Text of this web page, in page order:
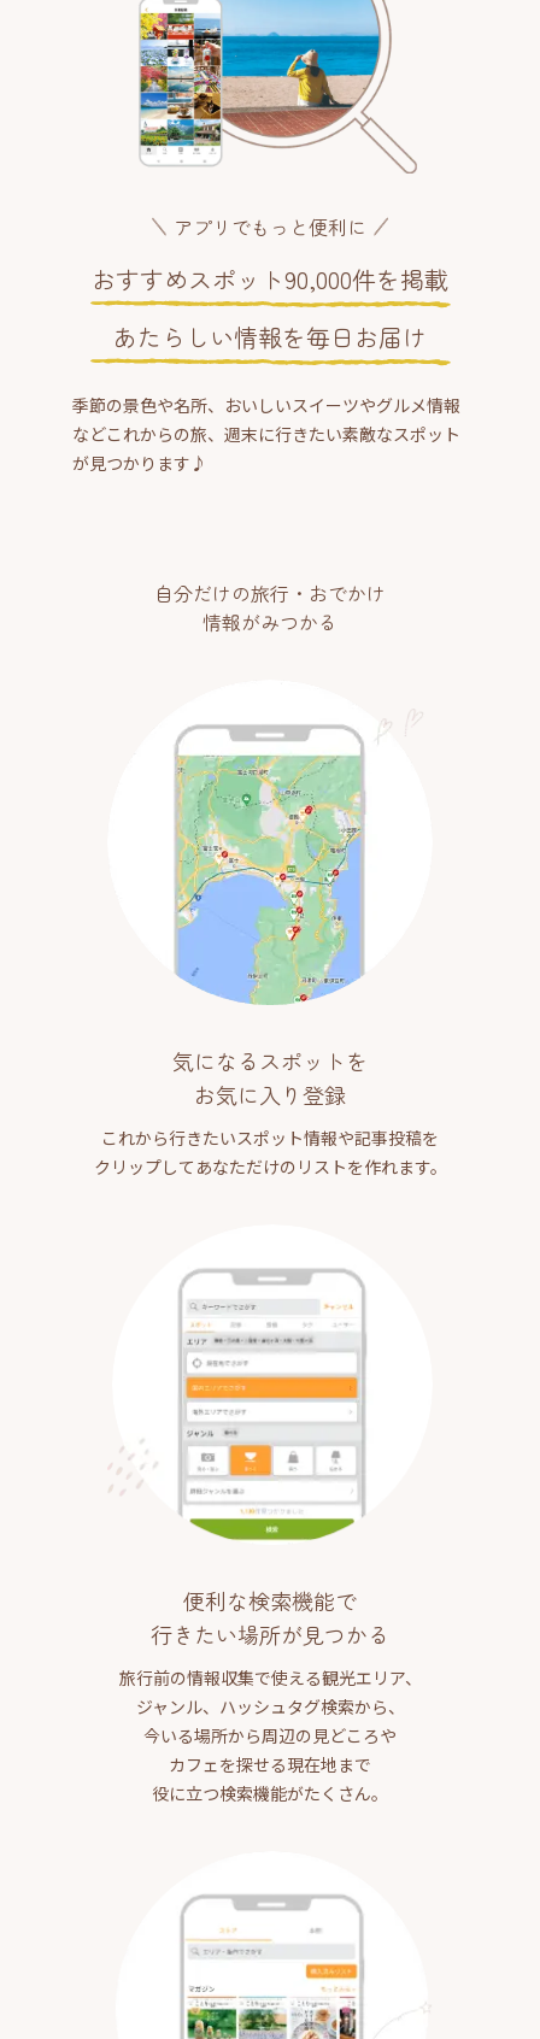
アプリでもっと便利に
おすすめスポット90,000件を掲載
あたらしい情報を毎日お届け
季節の景色や名所、おいしいスイーツやグルメ情報
などこれからの旅、週末に行きたい素敵なスポット
が見つかります♪
自分だけの旅行・おでかけ
情報がみつかる
気になるスポットを
お気に入り登録
これから行きたいスポット情報や記事投稿を
クリップしてあなただけのリストを作れます。
便利な検索機能で
行きたい場所が見つかる
旅行前の情報収集で使える観光エリア、
ジャンル、ハッシュタグ検索から、
今いる場所から周辺の見どころや
カフェを探せる現在地まで
役に立つ検索機能がたくさん。